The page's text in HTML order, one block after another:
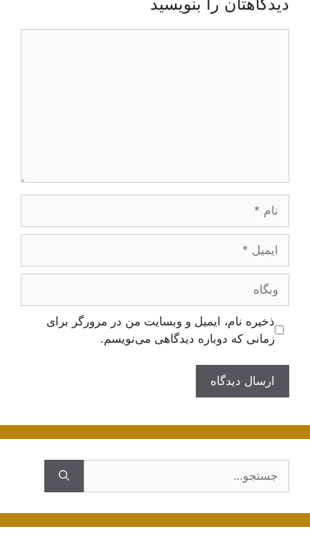
وبگاه
ذخیره نام، ایمیل و وبسایت من در مرورگر برای
زمانی که دوباره دیدگاهی می‌نویسم.